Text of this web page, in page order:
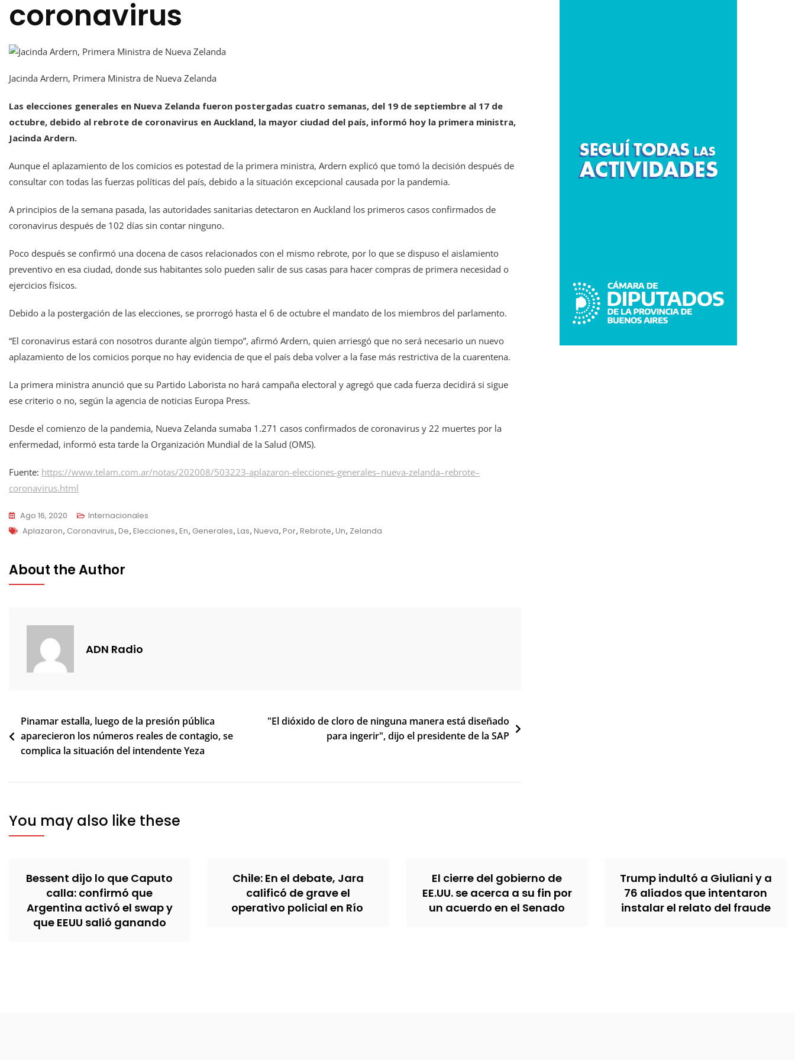
coronavirus
Jacinda Ardern, Primera Ministra de Nueva Zelanda
Las elecciones generales en Nueva Zelanda fueron postergadas cuatro semanas, del 19 de septiembre al 17 de
octubre, debido al rebrote de coronavirus en Auckland, la mayor ciudad del país, informó hoy la primera ministra,
Jacinda Ardern.
Aunque el aplazamiento de los comicios es potestad de la primera ministra, Ardern explicó que tomó la decisión después de
consultar con todas las fuerzas políticas del país, debido a la situación excepcional causada por la pandemia.
A principios de la semana pasada, las autoridades sanitarias detectaron en Auckland los primeros casos confirmados de
coronavirus después de 102 días sin contar ninguno.
Poco después se confirmó una docena de casos relacionados con el mismo rebrote, por lo que se dispuso el aislamiento
preventivo en esa ciudad, donde sus habitantes solo pueden salir de sus casas para hacer compras de primera necesidad o
ejercicios físicos.
Debido a la postergación de las elecciones, se prorrogó hasta el 6 de octubre el mandato de los miembros del parlamento.
“El coronavirus estará con nosotros durante algún tiempo”, afirmó Ardern, quien arriesgó que no será necesario un nuevo
aplazamiento de los comicios porque no hay evidencia de que el país deba volver a la fase más restrictiva de la cuarentena.
La primera ministra anunció que su Partido Laborista no hará campaña electoral y agregó que cada fuerza decidirá si sigue
ese criterio o no, según la agencia de noticias Europa Press.
Desde el comienzo de la pandemia, Nueva Zelanda sumaba 1.271 casos confirmados de coronavirus y 22 muertes por la
enfermedad, informó esta tarde la Organización Mundial de la Salud (OMS).
Fuente: https://www.telam.com.ar/notas/202008/503223-aplazaron-elecciones-generales–nueva-zelanda–rebrote–
coronavirus.html
Ago 16, 2020
Internacionales
Tags
Aplazaron, Coronavirus, De, Elecciones, En, Generales, Las, Nueva, Por, Rebrote, Un, Zelanda
About the Author
ADN Radio
Navegación
de
entradas
Pinamar estalla, luego de la presión pública
aparecieron los números reales de contagio, se
complica la situación del intendente Yeza
"El dióxido de cloro de ninguna manera está diseñado
para ingerir", dijo el presidente de la SAP
You may also like these
Bessent dijo lo que Caputo
calla: confirmó que
Argentina activó el swap y
que EEUU salió ganando
Chile: En el debate, Jara
calificó de grave el
operativo policial en Río
El cierre del gobierno de
EE.UU. se acerca a su fin por
un acuerdo en el Senado
Trump indultó a Giuliani y a
76 aliados que intentaron
instalar el relato del fraude